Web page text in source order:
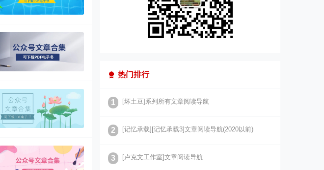
热门排行
1 [坏土豆]系列所有文章阅读导航
2 [记忆承载][记忆承载3]文章阅读导航(2020以前)
3 [卢克文工作室]文章阅读导航